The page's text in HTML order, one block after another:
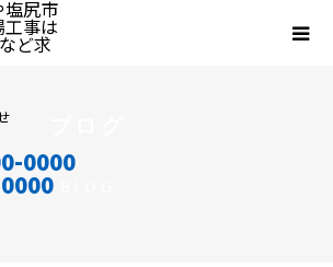
0000